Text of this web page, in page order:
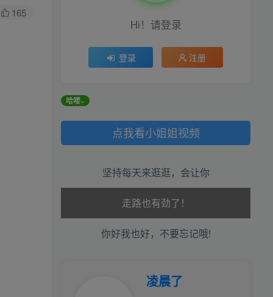
165
Hi！请登录
登录 注册
哈喽~ 全站积分可通过签到和每日任务获取，可别错
点我看小姐姐视频
坚持每天来逛逛，会让你
生活也美好了！
心情也舒畅了！
走路也有劲了！
你好我也好，不要忘记哦!
凌晨了